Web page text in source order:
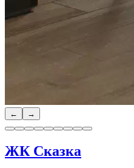
← →
ЖК Сказка